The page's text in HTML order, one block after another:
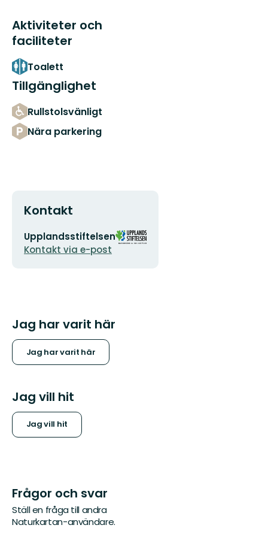
Aktiviteter och
faciliteter
Toalett
Tillgänglighet
Rullstolsvänligt
Nära parkering
Kontakt
E-
postadress
Upplandsstiftelsen
Kontakt via e-post
Organisationens
logotyp
Jag har varit här
Jag har varit här
Jag vill hit
Jag vill hit
Frågor och svar
Ställ en fråga till andra
Naturkartan-användare.